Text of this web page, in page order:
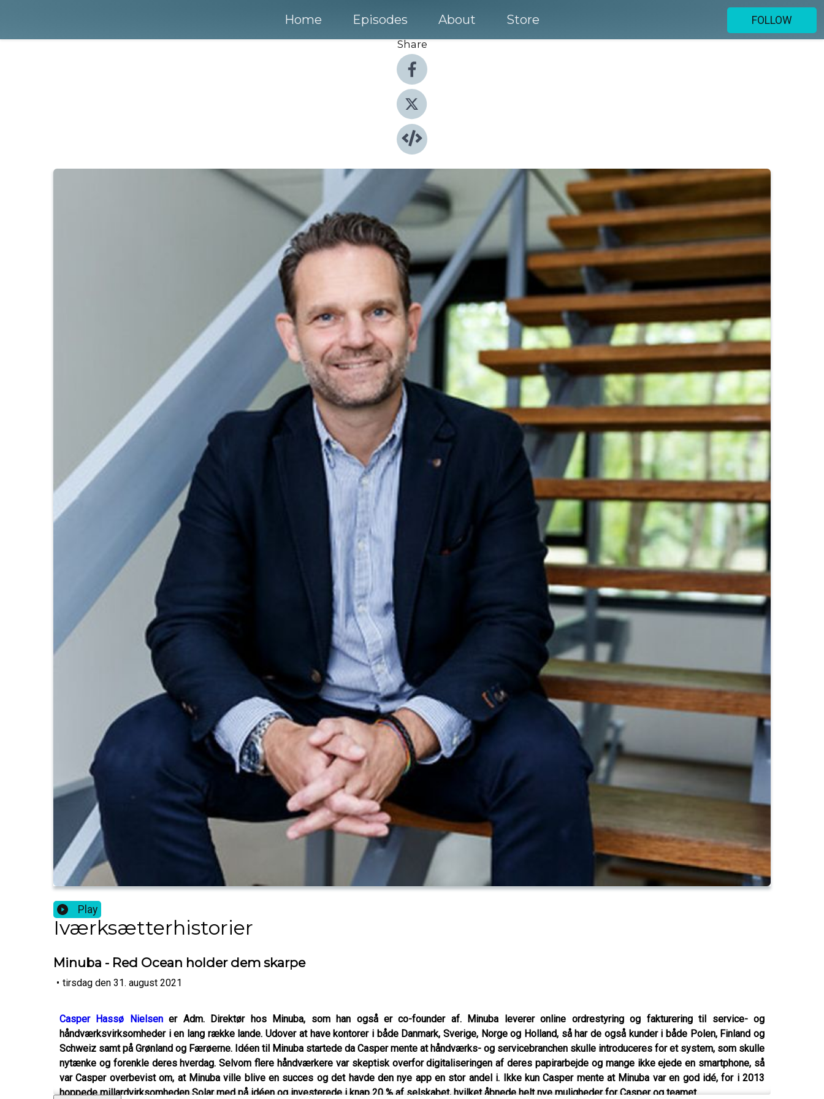
Home Episodes About Store
FOLLOW
Share
Play
Iværksætterhistorier
Minuba - Red Ocean holder dem skarpe
• tirsdag den 31. august 2021
Casper Hassø Nielsener Adm. Direktør hos Minuba, som han også er co-founder af. Minuba leverer online ordrestyring og fakturering til service- og
håndværksvirksomheder i en lang række lande. Udover at have kontorer i både Danmark, Sverige, Norge og Holland, så har de også kunder i både Polen, Finland og
Schweiz samt på Grønland og Færøerne. Idéen til Minuba startede da Casper mente at håndværks- og servicebranchen skulle introduceres for et system, som skulle
nytænke og forenkle deres hverdag. Selvom flere håndværkere var skeptisk overfor digitaliseringen af deres papirarbejde og mange ikke ejede en smartphone, så
var Casper overbevist om, at Minuba ville blive en succes og det havde den nye app en stor andel i. Ikke kun Casper mente at Minuba var en god idé, for i 2013
hoppede millardvirksomheden Solar med på idéen og investerede i knap 20 % af selskabet, hvilket åbnede helt nye muligheder for Casper og teamet.